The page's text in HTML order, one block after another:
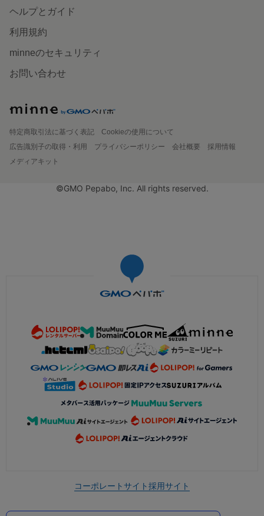
ヘルプとガイド
利用規約
minneのセキュリティ
お問い合わせ
特定商取引法に基づく表記
Cookieの使用について
広告識別子の取得・利用
プライバシーポリシー 会社概要
採用情報
メディアキット
©GMO Pepabo, Inc. All rights reserved.
コーポレートサイト採用サイト